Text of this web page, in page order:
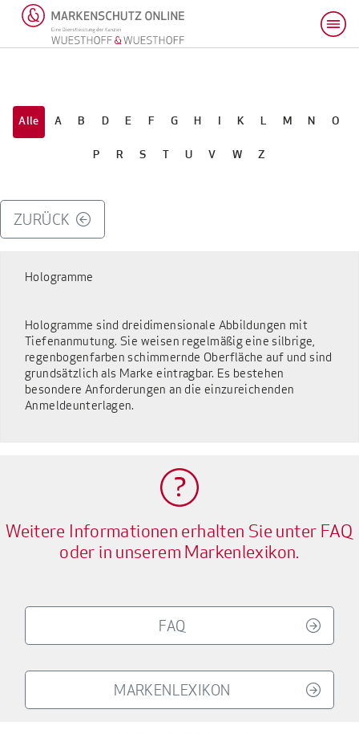
Alle A B D E F G H I K L M N O
P R S T U V W Z
ZURÜCK
Hologramme
Hologramme sind dreidimensionale Abbildungen mit
Tiefenanmutung. Sie weisen regelmäßig eine silbrige,
regenbogenfarben schimmernde Oberfläche auf und sind
grundsätzlich als Marke eintragbar. Es bestehen
besondere Anforderungen an die einzureichenden
Anmeldeunterlagen.
Weitere Informationen erhalten Sie unter FAQ
oder in unserem Markenlexikon.
FAQ
MARKENLEXIKON